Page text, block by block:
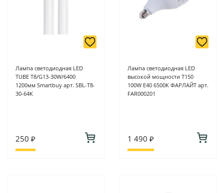
Лампа светодиодная LED
TUBE T8/G13-30W/6400
1200мм Smartbuy арт. SBL-T8-
30-64K
250 ₽
Лампа светодиодная LED
высокой мощности Т150
100W E40 6500K ФАРЛАЙТ арт.
FAR000201
1 490 ₽